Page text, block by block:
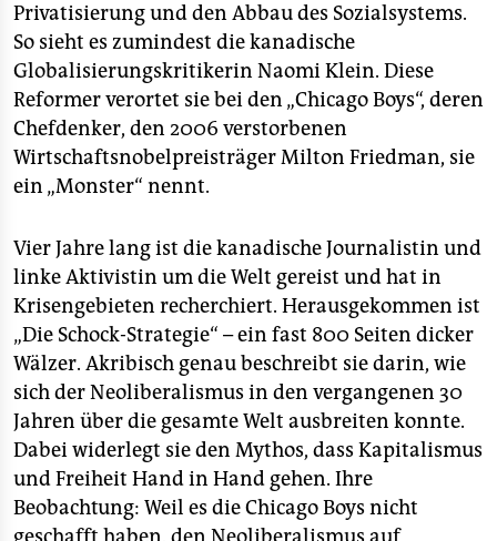
abo
genossenschaft
epaper login
Privatisierung und den Abbau des Sozialsystems.
So sieht es zumindest die kanadische
Globalisierungskritikerin Naomi Klein. Diese
Reformer verortet sie bei den „Chicago Boys“, deren
Chefdenker, den 2006 verstorbenen
Wirtschaftsnobelpreisträger Milton Friedman, sie
ein „Monster“ nennt.
Vier Jahre lang ist die kanadische Journalistin und
linke Aktivistin um die Welt gereist und hat in
Krisengebieten recherchiert. Herausgekommen ist
„Die Schock-Strategie“ – ein fast 800 Seiten dicker
Wälzer. Akribisch genau beschreibt sie darin, wie
sich der Neoliberalismus in den vergangenen 30
Jahren über die gesamte Welt ausbreiten konnte.
Dabei widerlegt sie den Mythos, dass Kapitalismus
und Freiheit Hand in Hand gehen. Ihre
Beobachtung: Weil es die Chicago Boys nicht